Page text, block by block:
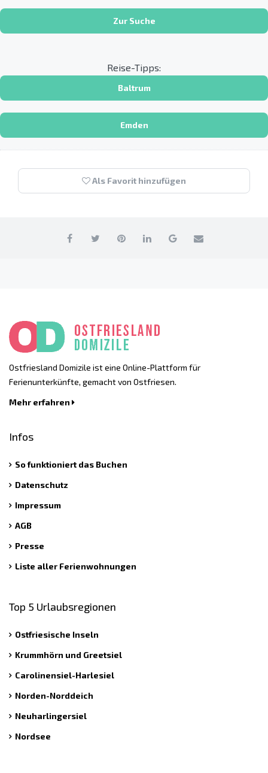
Zur Suche
Reise-Tipps:
Baltrum
Emden
Als Favorit hinzufügen
Ostfriesland Domizile ist eine Online-Plattform für
Ferienunterkünfte, gemacht von Ostfriesen.
Mehr erfahren
Infos
So funktioniert das Buchen
Datenschutz
Impressum
AGB
Presse
Liste aller Ferienwohnungen
Top 5 Urlaubsregionen
Ostfriesische Inseln
Krummhörn und Greetsiel
Carolinensiel-Harlesiel
Norden-Norddeich
Neuharlingersiel
Nordsee